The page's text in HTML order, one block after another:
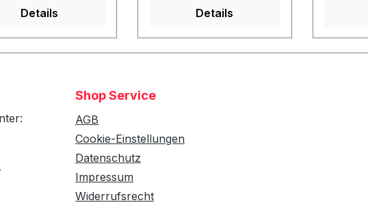
Details
Fremdmodellen
Details
Shop Service
AGB
Cookie-Einstellungen
Datenschutz
Impressum
Widerrufsrecht